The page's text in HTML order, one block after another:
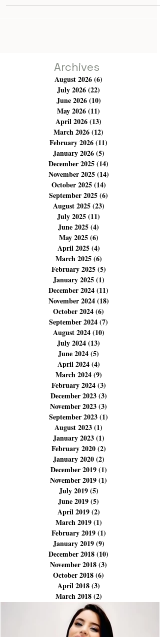
pour faire véhiculer sa musique, sa révolte, son désir de
album MRA, entièrement réalisé par des femmes, qui,
selon elle, est "une ode féministe centrée sur la for
Archives
August 2026 (6)
July 2026 (22)22 posts
June 2026(10)10 posts
May 2026(11)11 posts
April 2026(13)13 posts
March 2026(12)12 posts
February 2026 (11)11 posts
January 2026 (5)5 posts
December 2025(14)
November 2025(14)
October 2025 (14)
September 2025
August 2025(23)
July 2025(11)
June 2025(4)4 posts
May 2025(6)6 posts
April 2025(4)4 posts
March 2025(6)6 posts
February 2025 (5)5 posts
January 2025 (1)
December 2024(11)
November 2024(18)
October 2024(6)
September 2024
August 2024 (10)
July 2024(13)13 posts
June 2024(5)5 posts
April 2024(4)4 posts
March 2024(9)9 posts
February 2024(3)3 posts
December 2023(3)
November 2023 (3)
September 2023 (1)
August 2023 (1)1 post
January 2023(1)1 post
February 2020 (2)2 posts
January 2020(2)
December 2019(1)
November 2019(1)
July 2019 (5)5 posts
June 2019(5)5 posts
April 2019(2)2 posts
March 2019(1)1 post
February 2019 (1)1 post
January 2019 (9)
December 2018(10)
November 2018(3) 3 posts
October 2018(6)6 posts
April 2018(3)3 posts
March 2018(2) 2 posts